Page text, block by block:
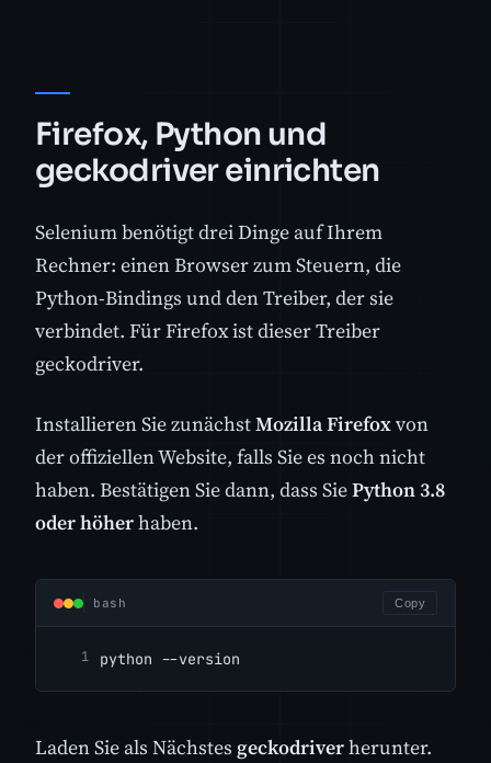
Firefox, Python und
geckodriver einrichten
Selenium benötigt drei Dinge auf Ihrem
Rechner: einen Browser zum Steuern, die
Python-Bindings und den Treiber, der sie
verbindet. Für Firefox ist dieser Treiber
geckodriver.
Installieren Sie zunächstMozilla Firefoxvon
der offiziellen Website, falls Sie es noch nicht
haben. Bestätigen Sie dann, dass SiePython 3.8
oder höherhaben.
bash Copy
python --version
Laden Sie als Nächstes geckodriverherunter.